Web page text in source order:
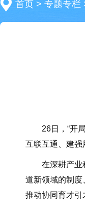
首页 > 专题专栏
26日，“开局
互联互通、建强
在深耕产业科
道新领域的制
推动协同育才引